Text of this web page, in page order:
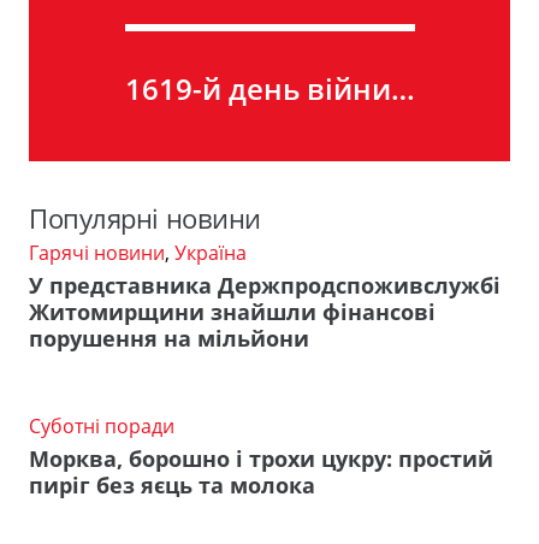
1619-й день війни…
Популярні новини
Гарячі новини, Україна
У представника Держпродспоживслужбі
Житомирщини знайшли фінансові
порушення на мільйони
Суботні поради
Морква, борошно і трохи цукру: простий
пиріг без яєць та молока